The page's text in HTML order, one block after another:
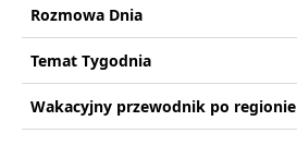
Rozmowa Dnia
Temat Tygodnia
Wakacyjny przewodnik po regionie